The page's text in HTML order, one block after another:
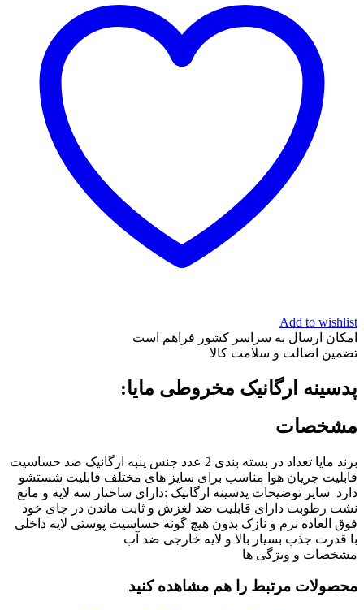
Add to wishlist
امکان ارسال به سراسر کشور فراهم است
تضمین اصالت و سلامت کالا
پدسینه ارگانیک مخروطی مایا:
مشخصات
برند مایا تعداد در بسته بندی 2 عدد جنس پنبه ارگانیک ضد حساسیت
قابلیت جریان هوا مناسب برای سایز های مختلف قابلیت شستشو
دارد سایر توضیحات پدسینه ارگانیک :دارای ساختار سه لایه و مانع
نشت رطوبت دارای قابلیت ضد لغزش و ثابت ماندن در جای خود
فوق العاده نرم و نازک بدون هیچ گونه حساسیت پوستی لایه داخلی
با قدرت جذب بسیار بالا و لایه خارجی ضد آب
مشخصات و ویژگی ها
محصولات مرتبط را هم مشاهده کنید